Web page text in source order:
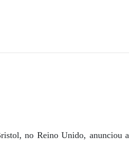
no Reino Unido, anunciou a